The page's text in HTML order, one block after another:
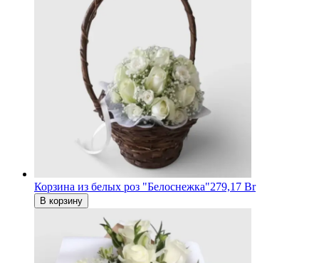
Корзина из белых роз "Белоснежка"279,17 Br
В корзину